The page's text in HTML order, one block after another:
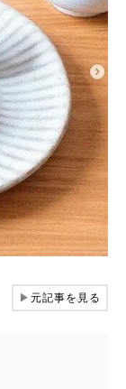
▶元記事を見る